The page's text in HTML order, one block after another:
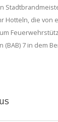
Hotteln, die von
(BAB) 7 in dem